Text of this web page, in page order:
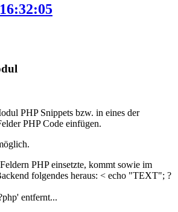
PHP Snippets bzw. in eines der
PHP Code einfügen.
PHP einsetzte, kommt sowie im
folgendes heraus: < echo "TEXT"; ?
entfernt...